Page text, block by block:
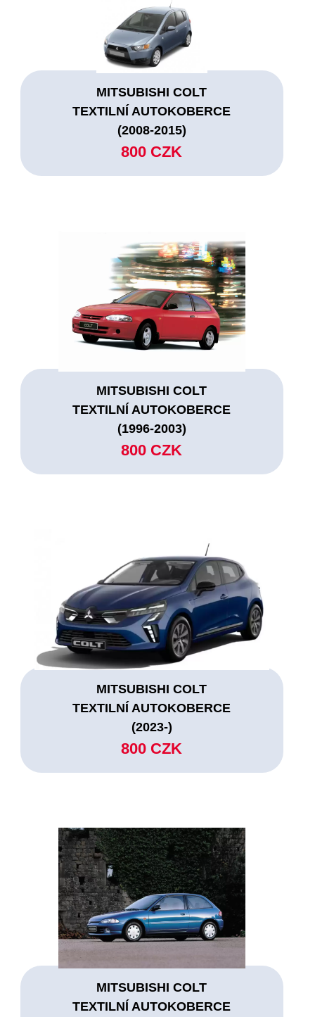
MITSUBISHI COLT
TEXTILNÍ AUTOKOBERCE
(2008-2015)
800 CZK
MITSUBISHI COLT
TEXTILNÍ AUTOKOBERCE
(1996-2003)
800 CZK
MITSUBISHI COLT
TEXTILNÍ AUTOKOBERCE
(2023-)
800 CZK
MITSUBISHI COLT
TEXTILNÍ AUTOKOBERCE